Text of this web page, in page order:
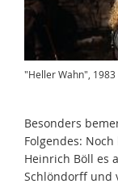
"Heller Wahn", 1983
Besonders
Folgendes:
Heinrich Böll es
Schlöndorff und